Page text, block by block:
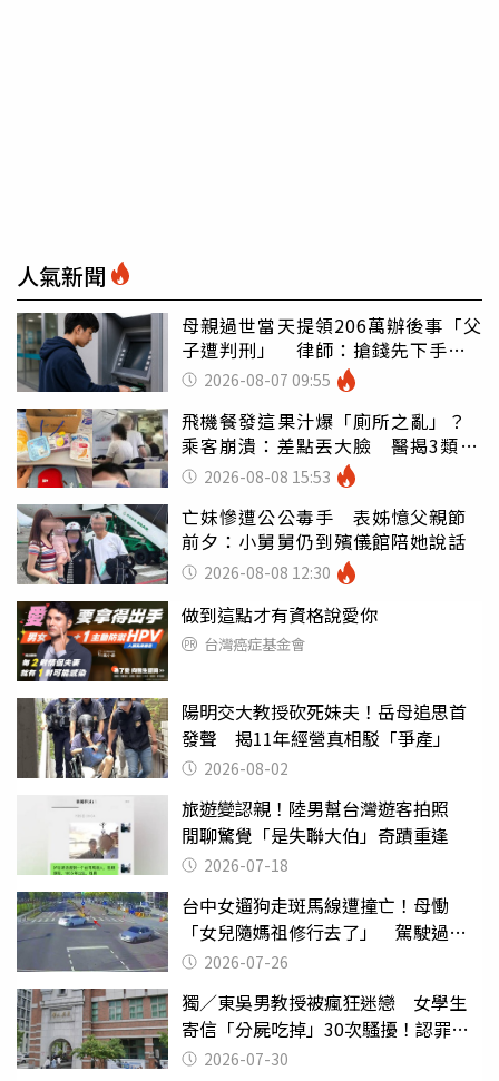
人氣新聞
母親過世當天提領206萬辦後事「父
子遭判刑」 律師：搶錢先下手是
罪 2026-08-07 09:55
飛機餐發這果汁爆「廁所之亂」？
乘客崩潰：差點丟大臉 醫揭3類人
別亂喝
2026-08-08 15:53
亡妹慘遭公公毒手 表姊憶父親節
前夕：小舅舅仍到殯儀館陪她說話
2026-08-08 12:30
做到這點才有資格說愛你
台灣癌症基金會
陽明交大教授砍死妹夫！岳母追思首
發聲 揭11年經營真相駁「爭產」
2026-08-02
旅遊變認親！陸男幫台灣遊客拍照
閒聊驚覺「是失聯大伯」奇蹟重逢
2026-07-18
台中女遛狗走斑馬線遭撞亡！母慟
「女兒隨媽祖修行去了」 駕駛過失
致死判9月
2026-07-26
獨／東吳男教授被瘋狂迷戀 女學生
寄信「分屍吃掉」30次騷擾！認罪免
關 2026-07-30